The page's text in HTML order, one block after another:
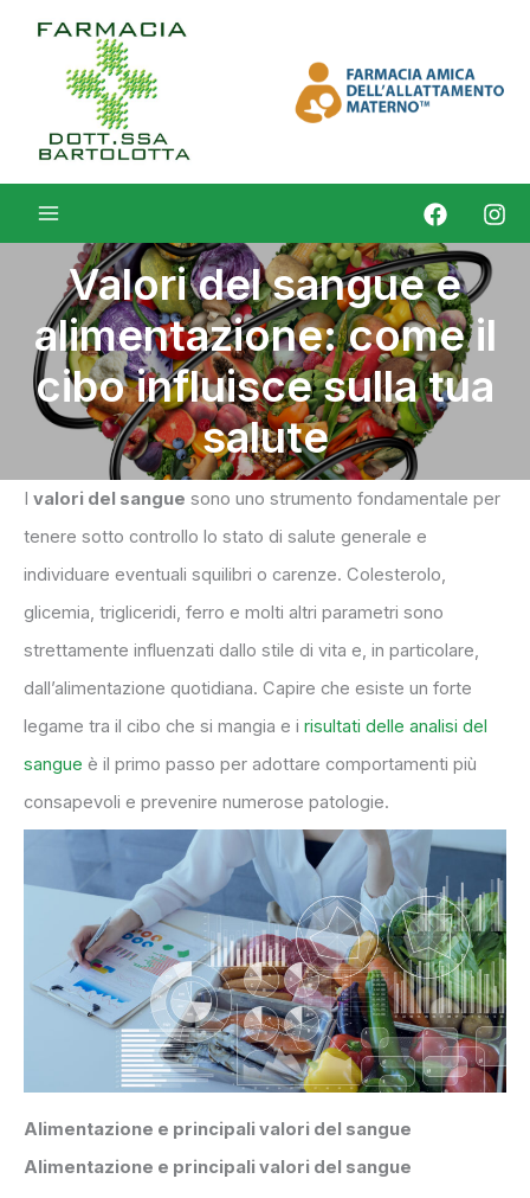
contenuto
Valori del sangue e
alimentazione: come il
cibo influisce sulla tua
salute
I valori del sangue sono uno strumento fondamentale per
tenere sotto controllo lo stato di salute generale e
individuare eventuali squilibri o carenze. Colesterolo,
glicemia, trigliceridi, ferro e molti altri parametri sono
strettamente influenzati dallo stile di vita e, in particolare,
dall’alimentazione quotidiana. Capire che esiste un forte
legame tra il cibo che si mangia e i risultati delle analisi del
sangue è il primo passo per adottare comportamenti più
consapevoli e prevenire numerose patologie.
Alimentazione e principali valori del sangue
Alimentazione e principali valori del sangue